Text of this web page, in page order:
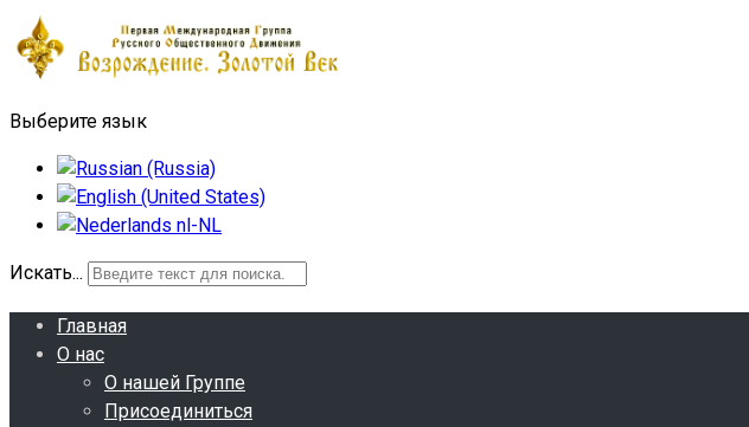
Выберите язык
Искать...
Главная
О нас
О нашей Группе
Присоединиться